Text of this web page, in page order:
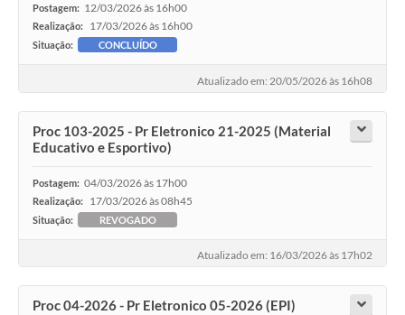
Postagem: 12/03/2026 às 16h00
Realização: 17/03/2026 às 16h00
Situação: CONCLUÍDO
Atualizado em: 20/05/2026 às 16h08
Proc 103-2025 - Pr Eletronico 21-2025 (Material
Educativo e Esportivo)
Postagem: 04/03/2026 às 17h00
Realização: 17/03/2026 às 08h45
Situação: REVOGADO
Atualizado em: 16/03/2026 às 17h02
Proc 04-2026 - Pr Eletronico 05-2026 (EPI)